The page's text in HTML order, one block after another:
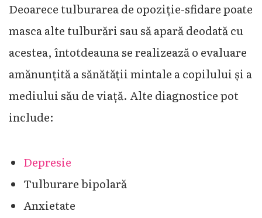
Deoarece tulburarea de opoziție-sfidare poate
masca alte tulburări sau să apară deodată cu
acestea, întotdeauna se realizează o evaluare
amănunțită a sănătății mintale a copilului și a
mediului său de viață. Alte diagnostice pot
include:
Depresie
Tulburare bipolară
Anxietate